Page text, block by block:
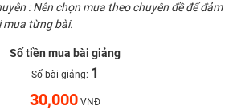
vững chắc cho tương lai!
Hóa, Anh, Lý với giáo viên giỏi và nổi tiếng
: Nên chọn mua theo chuyên đề để
mua từng bài.
Số tiền mua bài giảng
Số bài giảng: 1
30,000VNĐ